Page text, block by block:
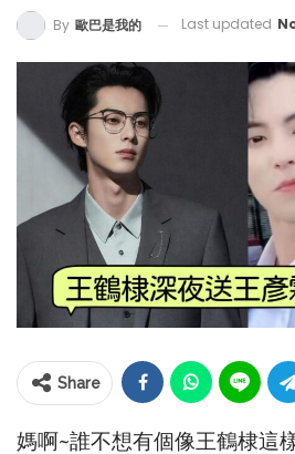
By 歐巴是我的 Last updated
Share
媽啊~誰不想有個像王鶴棣這